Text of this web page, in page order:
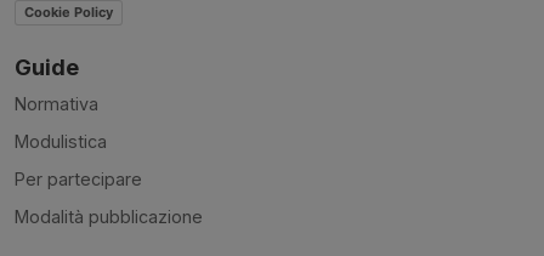
Cookie Policy
Guide
Normativa
Modulistica
Per partecipare
Modalità pubblicazione